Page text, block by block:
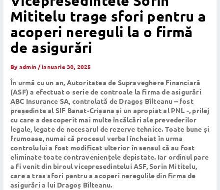
Mititelu trage sfori pentru a
acoperi nereguli la o firmă
de asigurări
Byadmin/ianuarie 30, 2025
În urmă cu un an, Autoritatea de Supraveghere Financiară
(ASF) a efectuat o serie de controale la firma de asigurări
ABC Insurance SA, controlată de Dragoș Bîlteanu – fost
președinte al SIF Banat-Crișana și un apropiat al PNL -, prilej
cu care a descoperit mai multe încălcări ale prevederilor
legale, legate de necesarul de rezerve tehnice. Toate bune și
frumoase, numai că procesul verbal încheiat în urma
controlului a fost modificat ulterior în sensul că au fost
eliminate toate contraveniențele depistate. Iar ordinul pare
a fi venit din biroul vicepresedintelui ASF, Sorin Mititelu,
care a tras sfori pentru a acoperi neregulile din firma de
asigurări a lui Dragoș Bîlteanu.